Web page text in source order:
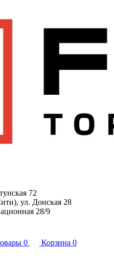
72
ул. Донская 28
28/9
0 Корзина 0